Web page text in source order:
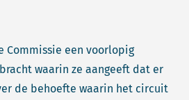
Commissie een voorlopig
waarin ze aangeeft dat er
de behoefte waarin het circuit